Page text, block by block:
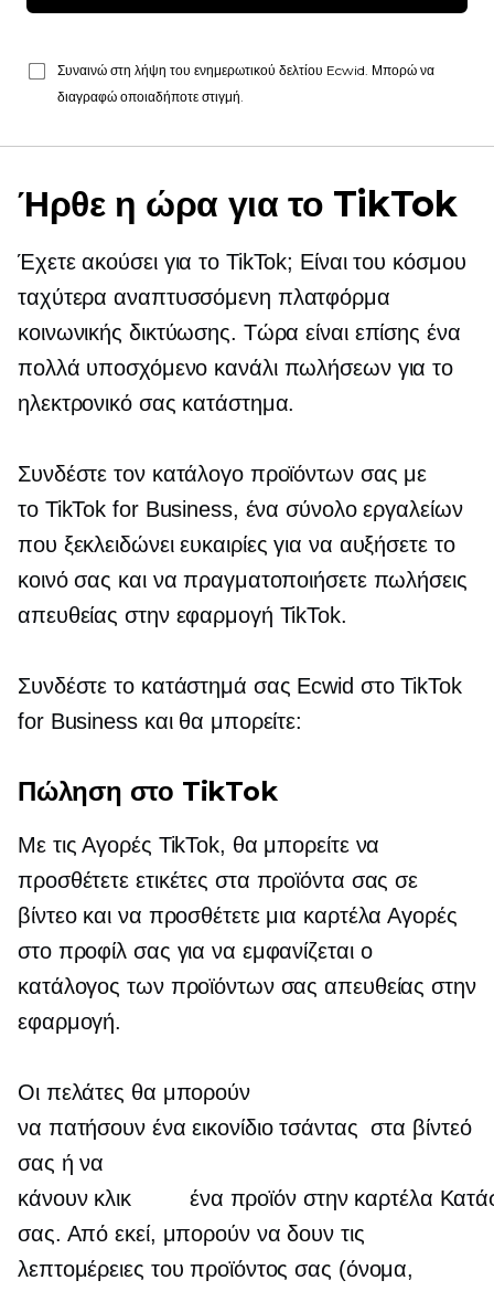
Συναινώ στη λήψη του ενημερωτικού δελτίου Ecwid. Μπορώ να
διαγραφώ οποιαδήποτε στιγμή.
Ήρθε η ώρα για το TikTok
Έχετε ακούσει για το TikTok; Είναι του κόσμου
ταχύτερα αναπτυσσόμενη πλατφόρμα
κοινωνικής δικτύωσης. Τώρα είναι επίσης ένα
πολλά υποσχόμενο κανάλι πωλήσεων για το
ηλεκτρονικό σας κατάστημα.
Συνδέστε τον κατάλογο προϊόντων σας με
το TikTok for Business, ένα σύνολο εργαλείων
που ξεκλειδώνει ευκαιρίες για να αυξήσετε το
κοινό σας και να πραγματοποιήσετε πωλήσεις
απευθείας στην εφαρμογή TikTok.
Συνδέστε το κατάστημά σας Ecwid στο TikTok
for Business και θα μπορείτε:
Πώληση στο TikTok
Με τις Αγορές TikTok, θα μπορείτε να
προσθέτετε ετικέτες στα προϊόντα σας σε
βίντεο και να προσθέτετε μια καρτέλα Αγορές
στο προφίλ σας για να εμφανίζεται ο
κατάλογος των προϊόντων σας απευθείας στην
εφαρμογή.
Οι πελάτες θα μπορούν
να πατήσουν ένα εικονίδιο τσάντας στα βίντεό
σας ή να
κάνουν κλικ ένα προϊόν στην καρτέλα
σας. Από εκεί, μπορούν να δουν τις
λεπτομέρειες του προϊόντος σας (όνομα,